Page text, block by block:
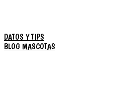
DATOS Y TIPS
BLOG MASCOTAS